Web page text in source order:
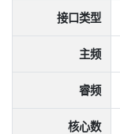
接口类型
主频
睿频
核心数